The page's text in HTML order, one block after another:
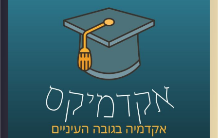
הישראלים ממשיכים לצרוך, לפעמים אפילו יותר. למה זה
קורה? אילו הטיות פסיכולוגיות גורמות לנו להוציא כסף גם
כשאנחנו יודעים שזה לא בהכרח הדבר הנכון? איך חברות
וממשלות מנצלות את זה לטובתן, ומה אנחנו יכולים לעשות כדי
להתנהל כלכלית בצורה חכמה יותר, במיוחד כשנדמה שהכל
אז כדי לדבר על כל אלו ויותר הצטרפה אלינו פרופ׳ מורן אופיר,
חברת סגל בבית הספר הארי רדזינר למשפטים באוניברסיטת
קרדיט תמונות:AudioVersity